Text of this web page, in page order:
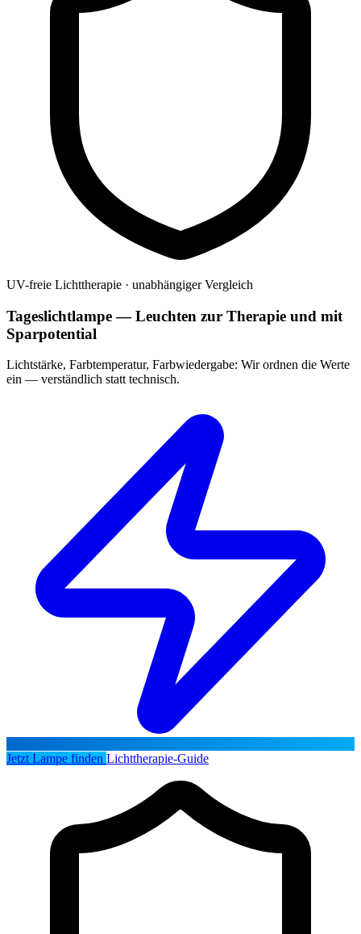
UV-freie Lichttherapie · unabhängiger Vergleich
Tageslichtlampe — Leuchten zur Therapie und mit
Sparpotential
Lichtstärke, Farbtemperatur, Farbwiedergabe: Wir ordnen die Werte
ein — verständlich statt technisch.
Jetzt Lampe finden Lichttherapie-Guide